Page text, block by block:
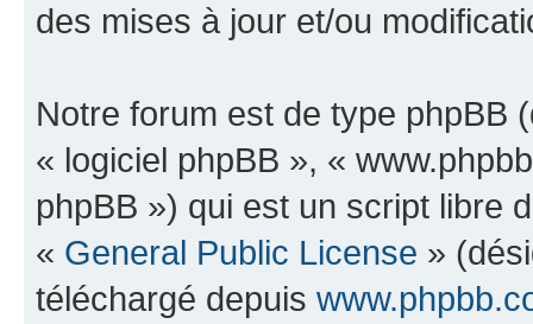
des mises à jour et/ou
Notre forum est de type phpBB
« logiciel phpBB », «
phpBB ») qui est un script libre
« General Public License »
téléchargé depuis